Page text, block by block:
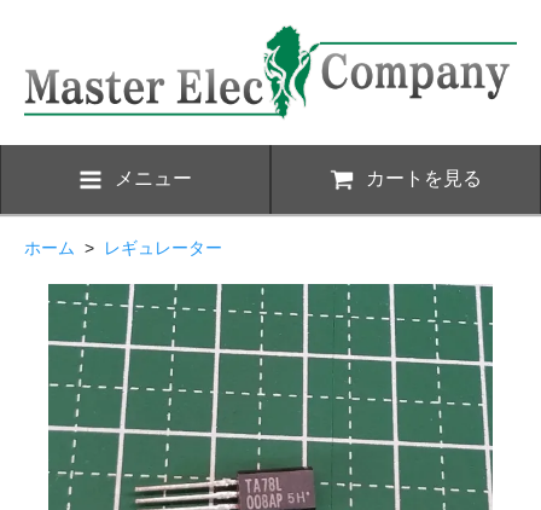
メニュー カートを見る
ホーム > レギュレーター